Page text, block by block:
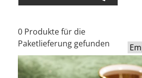
0 Produkte für die
Paketlieferung gefunden